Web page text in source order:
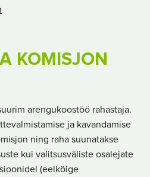
KOMISJON
arengukoostöö rahastaja.
ja kavandamise
ning raha suunatakse
kui valitsusväliste osalejate
(eelkõige